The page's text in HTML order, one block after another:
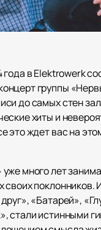
года в Elektrowerk
группы
до самых стен
хиты и
это ждет вас на
много лет
своих поклонников.
«Батарей»,
стали истинными